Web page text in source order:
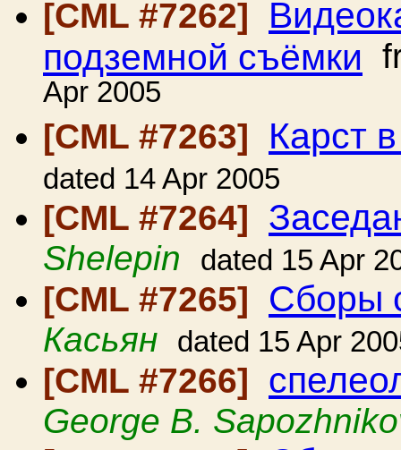
[CML #7262]
подземной съёмки
Apr 2005
[CML #7263]
Карст
dated 14 Apr 2005
[CML #7264]
Shelepin dated 15 Apr
[CML #7265] Сборы
Касьян dated 15 Apr
[CML #7266]
George B.